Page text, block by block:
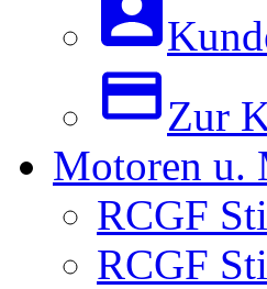
Zur
Motoren u.
RCGF
RCGF